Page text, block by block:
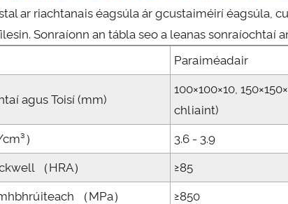
ar riachtanais éagsúla ár gcustaiméirí éagsúla,
Sonraíonn an tábla seo a leanas sonraíochtaí
Paraiméadair
agus Toisí (mm)
100×100×10,
chliaint)
） 3.6 - 3.9
（HRA） ≥85
（MPa） ≥850